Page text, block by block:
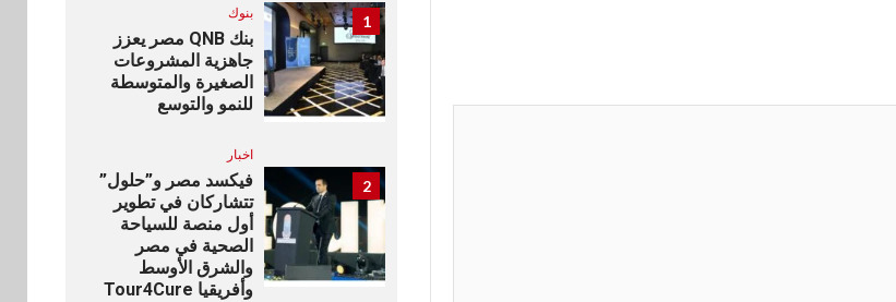
1 بنوك
بنك QNB مصر يعزز
جاهزية المشروعات
الصغيرة والمتوسطة
للنمو والتوسع
2
اخبار
فيكسد مصر و”حلول”
تتشاركان في تطوير
أول منصة للسياحة
الصحية في مصر
والشرق الأوسط
وأفريقيا Tour4Cure